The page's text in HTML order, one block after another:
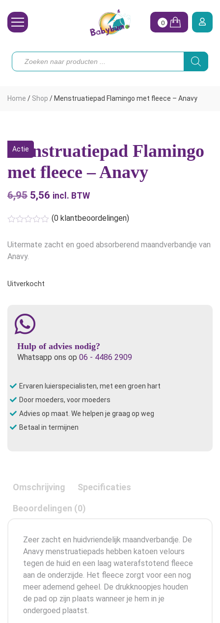
Toebehoren
Onze merken
Hoe begin ik?
0
Producten
zoeken
Home / Shop / Menstruatiepad Flamingo met fleece – Anavy
Actie
Menstruatiepad Flamingo
met fleece – Anavy
6,95 Oorspronkelijke
was:
€6,95.
5,56 Huidige
is:
€5,56.
incl. BTW
(0 klantbeoordelingen)
Uitermate zacht en goed absorberend maandverbandje van
Anavy.
Uitverkocht
Hulp of advies nodig?
Whatsapp ons op 06 - 4486 2909
Ervaren luierspecialisten, met een groen hart
Door moeders, voor moeders
Advies op maat. We helpen je graag op weg
Betaal in termijnen
Omschrijving Specificaties
Beoordelingen (0)
Zeer zacht en huidvriendelijk maandverbandje. De
Anavy menstruatiepads hebben katoen velours
tegen de huid en een laag waterafstotend fleece
aan de onderzijde. Het fleece zorgt voor een nog
meer ademend geheel. De drukknoopjes houden
de pad op zijn plaats wanneer je hem in je
ondergoed plaatst.